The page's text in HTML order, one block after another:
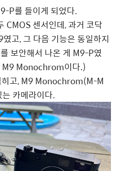
P를 들이게 되었다.
CMOS 센서인데, 과거 코닥
고, 그 다음 기능은 동일하지
보안해서 나온 게 M9-P였
M9 Monochrom이다.)
히고, M9 Monochrom(M-M
카메라이다.